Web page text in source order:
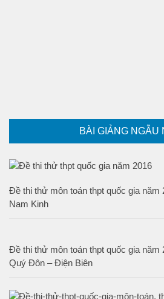
BÀI GIẢNG NGẪU
Đề thi thử môn toán thpt quốc gia năm
Nam Kinh
Đề thi thử môn toán thpt quốc gia năm
Quý Đôn – Điện Biên